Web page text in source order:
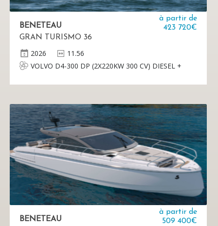
BENETEAU
GRAN TURISMO 36
à partir de
423 720€
2026
11.56
VOLVO D4-300 DP (2X220KW 300 CV) DIESEL +
BENETEAU
à partir de
509 400€